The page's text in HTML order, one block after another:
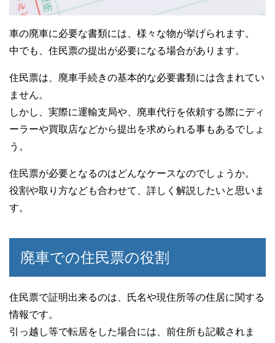
車の廃車に必要な書類には、様々な物が挙げられます。
中でも、住民票の提出が必要になる場合があります。
住民票は、廃車手続きの基本的な必要書類には含まれてい
ません。
しかし、実際に運輸支局や、廃車代行を依頼する際にディ
ーラーや買取店などから提出を求められる事もあるでしょ
う。
住民票が必要となるのはどんなケースなのでしょうか。
役割や取り方なども合わせて、詳しく解説したいと思いま
す。
廃車での住民票の役割
住民票で証明出来るのは、氏名や現住所等の住居に関する
情報です。
引っ越し等で転居をした場合には、前住所も記載されま